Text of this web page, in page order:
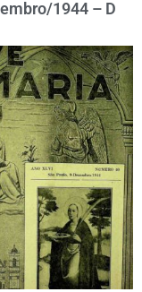
1944 – D